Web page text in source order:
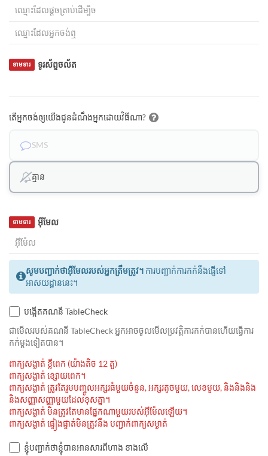
ទូរស័ព្ទចល័ត
ទាមទារ
តើអ្នកចង់ឲ្យយើងជូនដំណឹងអ្នកដោយវិធីណា?
SMS
គ្មាន
អ៊ីមែល
ទាមទារ
សូមបញ្ជាក់ថាអ៊ីមែលរបស់អ្នកត្រឹមត្រូវ។ ការបញ្ជាក់ការកក់នឹងផ្ញើទៅ
អាសយដ្ឋាននេះ។
បង្កើតគណនី TableCheck
ជាមេីលរបស់គណនី TableCheck អ្នកអាចចូលមើលប្រវត្តិការកក់បានហើយធ្វើការ
កក់ម្ដងទៀតបាន។
ពាក្យសង្ងាត់ ខ្លីពេក (យ៉ាងតិច 12 តួ)
ពាក្យសង្ងាត់ ខ្សោយពេក។
ពាក្យសង្ងាត់ ត្រូវតែរួមបញ្ចូលអក្សរធំមួយចំនួន, អក្សរតូចមួយ, លេខមួយ, និងនិងនិង
និងសញ្ញាសញ្ញាមួយដែលខុសគ្នា។
ពាក្យសង្ងាត់ មិនត្រូវតែមានផ្នែកណាមួយរបស់អ៊ីម៉ែលឡើយ។
ពាក្យសង្ងាត់ ផ្ទៀងផ្ទាត់មិនត្រូវនឹង បញ្ជាក់ពាក្យសម្ងាត់
ខ្ញុំបញ្ជាក់ថាខ្ញុំបានអានសារពីហាង ខាងលើ